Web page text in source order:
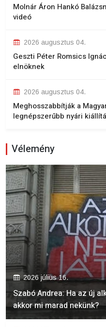
Molnár Áron Hankó
videó
2026 augusztus 04.
Geszti Péter Romsics
elnöknek
2026 augusztus 04.
Meghosszabbítják a
legnépszerűbb nyári
Vélemény
2026 július 16.
Szabó Andrea: Ha az új
akkor mi marad nekünk?